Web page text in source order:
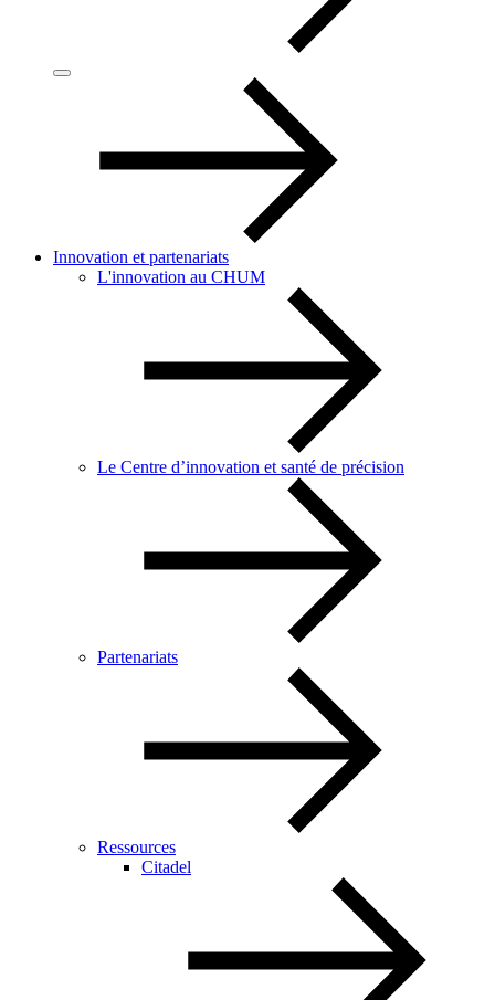
Innovation et partenariats
L'innovation au CHUM
Le Centre d’innovation et santé de précision
Partenariats
Ressources
Citadel